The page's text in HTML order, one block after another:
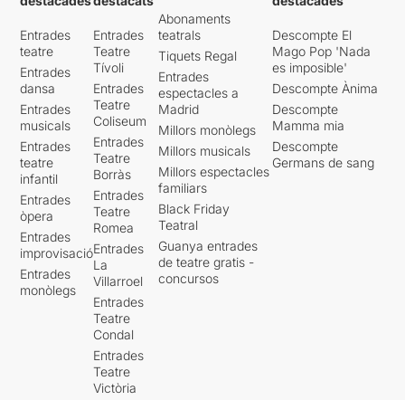
Entrades
teatre
Entrades
dansa
Entrades
musicals
Entrades
teatre
infantil
Entrades
òpera
Entrades
improvisació
Entrades
monòlegs
Entrades
Teatre
Tívoli
Entrades
Teatre
Coliseum
Entrades
Teatre
Borràs
Entrades
Teatre
Romea
Entrades
La
Villarroel
Entrades
Teatre
Condal
Entrades
Teatre
Victòria
Abonaments
teatrals
Tiquets Regal
Entrades
espectacles a
Madrid
Millors monòlegs
Millors musicals
Millors espectacles
familiars
Black Friday
Teatral
Guanya entrades
de teatre gratis -
concursos
Descompte El
Mago Pop 'Nada
es imposible'
Descompte Ànima
Descompte
Mamma mia
Descompte
Germans de sang